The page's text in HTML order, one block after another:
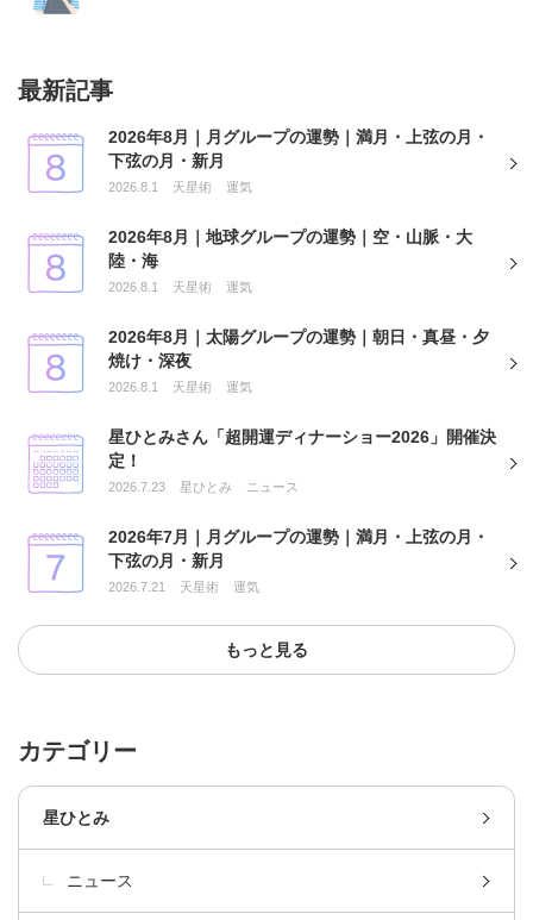
最新記事
2026年8月｜月グループの運勢｜満月・上弦の月・
下弦の月・新月
2026.8.1 天星術 運気
2026年8月｜地球グループの運勢｜空・山脈・大
陸・海
2026.8.1 天星術 運気
2026年8月｜太陽グループの運勢｜朝日・真昼・夕
焼け・深夜
2026.8.1 天星術 運気
星ひとみさん「超開運ディナーショー2026」開催決
定！
2026.7.23 星ひとみ ニュース
2026年7月｜月グループの運勢｜満月・上弦の月・
下弦の月・新月
2026.7.21 天星術 運気
もっと見る
カテゴリー
星ひとみ
ニュース